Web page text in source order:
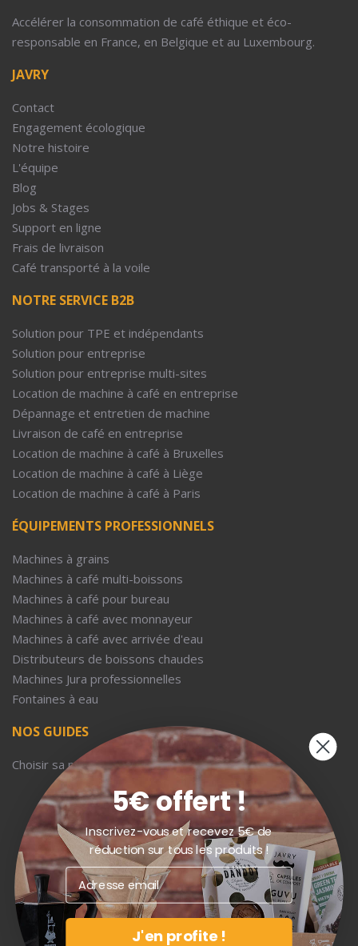
Accélérer la consommation de café éthique et éco-
responsable en France, en Belgique et au Luxembourg.
JAVRY
Contact
Engagement écologique
Notre histoire
L'équipe
Blog
Jobs & Stages
Support en ligne
Frais de livraison
Café transporté à la voile
NOTRE SERVICE B2B
Solution pour TPE et indépendants
Solution pour entreprise
Solution pour entreprise multi-sites
Location de machine à café en entreprise
Dépannage et entretien de machine
Livraison de café en entreprise
Location de machine à café à Bruxelles
Location de machine à café à Liège
Location de machine à café à Paris
ÉQUIPEMENTS PROFESSIONNELS
Machines à grains
Machines à café multi-boissons
Machines à café pour bureau
Machines à café avec monnayeur
Machines à café avec arrivée d'eau
Distributeurs de boissons chaudes
Machines Jura professionnelles
Fontaines à eau
NOS GUIDES
Choisir sa machine à café d'entreprise
5€ offert !
Inscrivez-vous et recevez 5€ de
réduction sur tous les produits !
J'en profite !